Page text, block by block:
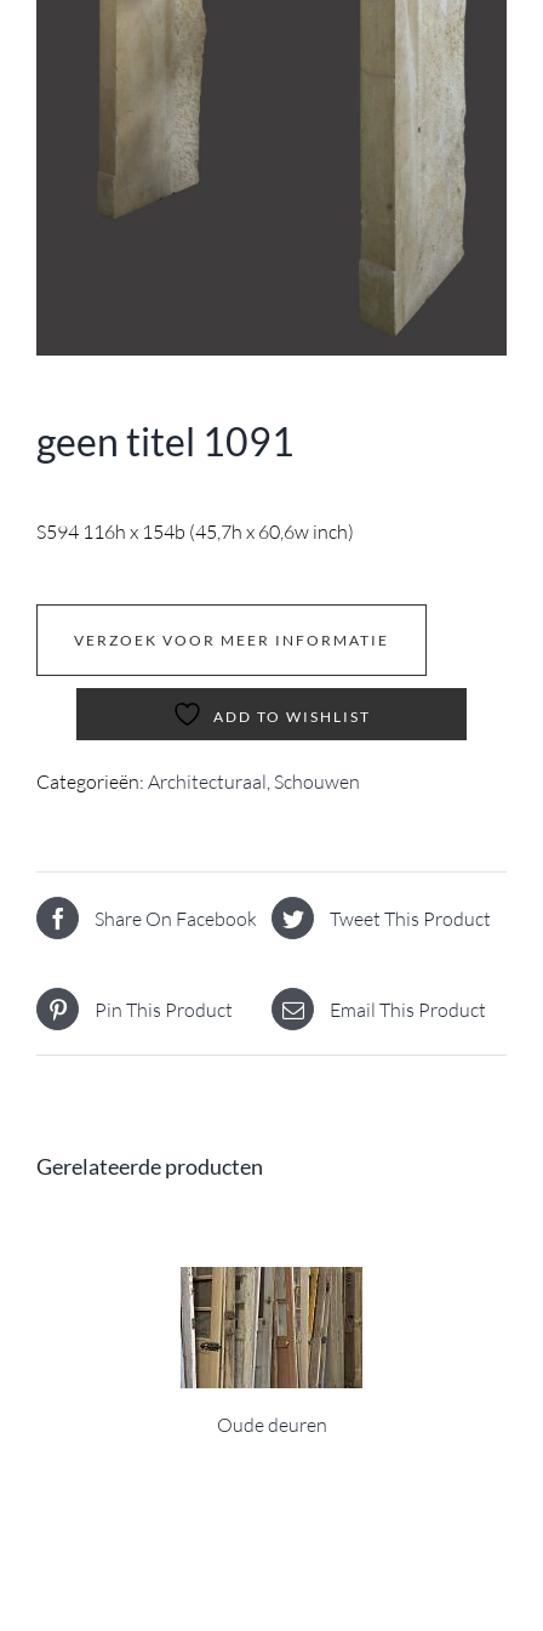
geen titel 1091
S594 116h x 154b (45,7h x 60,6w inch)
VERZOEK VOOR MEER INFORMATIE
ADD TO WISHLIST
Categorieën: Architecturaal, Schouwen
Share On Facebook Tweet This Product
Pin This Product Email This Product
Gerelateerde producten
Oude deuren